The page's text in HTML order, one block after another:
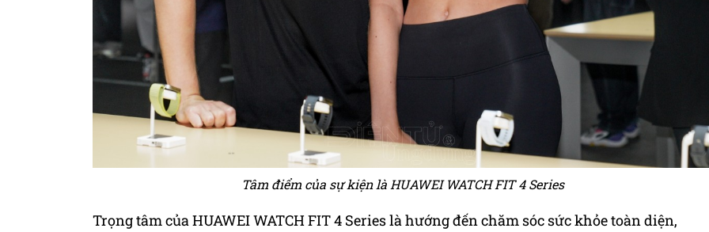
Tâm điểm của sự kiện là HUAWEI WATCH FIT 4 Series
Trọng tâm của HUAWEI WATCH FIT 4 Series là hướng đến chăm sóc sức khỏe toàn diện,